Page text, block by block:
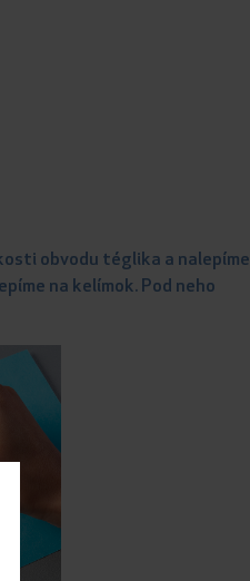
obvodu téglika a nalepíme
na kelímok. Pod neho